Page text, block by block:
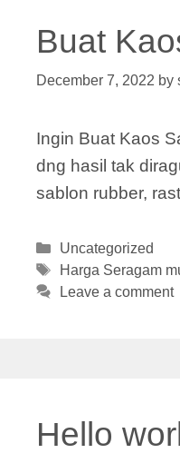
Buat
December 7, 2022 by
Ingin Buat Kaos
dng hasil tak
sablon rubber,
Categories
Uncategorized
Tags
Harga Seragam
Leave a comment
Hello